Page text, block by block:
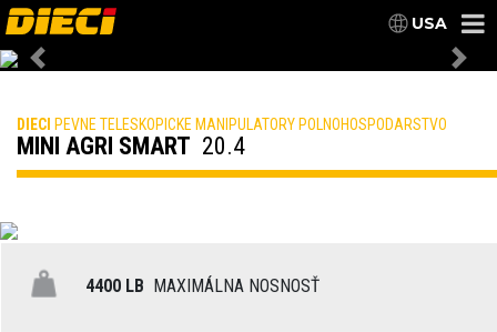
USA
Previous
DIECI PEVNE TELESKOPICKE MANIPULATORY POLNOHOSPODARSTVO
MINI AGRI SMART 20.4
4400 LB MAXIMÁLNA NOSNOSŤ